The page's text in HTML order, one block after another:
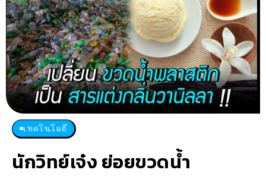
เทคโนโลยี
นักวิทย์เจ๋ง ย่อยขวดน้ำ